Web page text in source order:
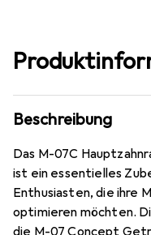
Beschreibung
Das M-07C
ist ein essentielles
Enthusiasten, die ihre
optimieren möchten.
die M-07 Concept